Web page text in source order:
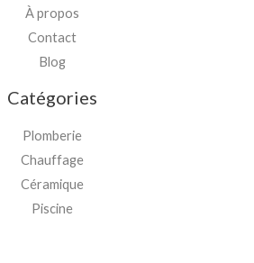
À propos
Contact
Blog
Catégories
Plomberie
Chauffage
Céramique
Piscine